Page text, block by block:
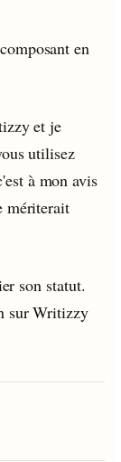
en
et je
utilisez
à mon avis
mériterait
son statut.
sur Writizzy